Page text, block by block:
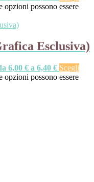
possono essere
Esclusiva)
6,00 € a 6,40 € Scegli
possono essere